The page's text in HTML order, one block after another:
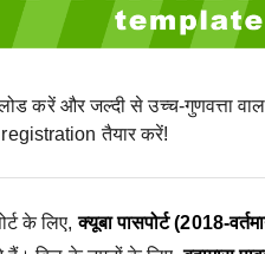
करें और जल्दी से उच्च-गुणवत्ता
तैयार करें!
के लिए,क्यूबा पासपोर्ट (2018-